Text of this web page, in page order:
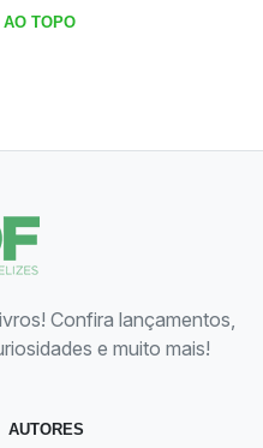
AO TOPO
Confira lançamentos,
e muito mais!
AUTORES